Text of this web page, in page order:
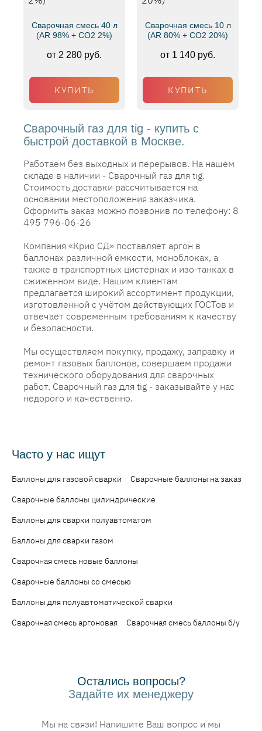
Сварочная смесь 40 л
(AR 98% + CO2 2%)
от 2 280 руб.
КУПИТЬ
Сварочная смесь 10 л
(AR 80% + CO2 20%)
от 1 140 руб.
КУПИТЬ
Сварочный газ для tig - купить с
быстрой доставкой в Москве.
Работаем без выходных и перерывов. На нашем
складе в наличии - Сварочный газ для tig.
Стоимость доставки рассчитывается на
основании местоположения заказчика.
Оформить заказ можно позвонив по телефону: 8
495 796-06-26
Компания «Крио СД» поставляет аргон в
баллонах различной емкости, моноблоках, а
также в транспортных цистернах и изо-танках в
сжиженном виде. Нашим клиентам
предлагается широкий ассортимент продукции,
изготовленной с учётом действующих ГОСТов и
отвечает современным требованиям к качеству
и безопасности.
Мы осуществляем покупку, продажу, заправку и
ремонт газовых баллонов, совершаем продажи
технического оборудования для сварочных
работ. Сварочный газ для tig - заказывайте у нас
недорого и качественно.
Часто у нас ищут
Баллоны для газовой сварки
Сварочные баллоны на заказ
Сварочные баллоны цилиндрические
Баллоны для сварки полуавтоматом
Баллоны для сварки газом
Сварочная смесь новые баллоны
Сварочные баллоны со смесью
Баллоны для полуавтоматической сварки
Сварочная смесь аргоновая
Сварочная смесь баллоны б/у
Остались вопросы?
Задайте их менеджеру
Мы на связи! Напишите Ваш вопрос и мы